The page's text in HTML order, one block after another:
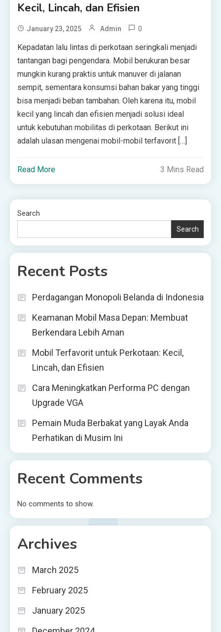
Kecil, Lincah, dan Efisien
January 23, 2025 Admin 0
Kepadatan lalu lintas di perkotaan seringkali menjadi
tantangan bagi pengendara. Mobil berukuran besar
mungkin kurang praktis untuk manuver di jalanan
sempit, sementara konsumsi bahan bakar yang tinggi
bisa menjadi beban tambahan. Oleh karena itu, mobil
kecil yang lincah dan efisien menjadi solusi ideal
untuk kebutuhan mobilitas di perkotaan. Berikut ini
adalah ulasan mengenai mobil-mobil terfavorit […]
Read More 3 Mins Read
Search
Search
Recent Posts
Perdagangan Monopoli Belanda di Indonesia
Keamanan Mobil Masa Depan: Membuat
Berkendara Lebih Aman
Mobil Terfavorit untuk Perkotaan: Kecil,
Lincah, dan Efisien
Cara Meningkatkan Performa PC dengan
Upgrade VGA
Pemain Muda Berbakat yang Layak Anda
Perhatikan di Musim Ini
Recent Comments
No comments to show.
Archives
March 2025
February 2025
January 2025